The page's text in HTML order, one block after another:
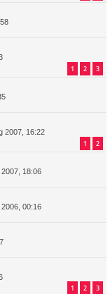
1 2 3
2007, 16:22
1 2
18:06
00:16
1 2 3